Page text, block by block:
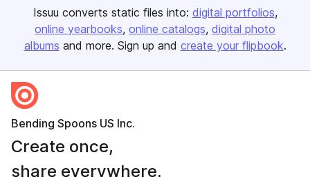
Issuu converts static files into: digital portfolios
online yearbooks online catalogs digital photo
albums and more. Sign up and create your flipbook.
Bending Spoons US Inc.
Create once,
share everywhere.